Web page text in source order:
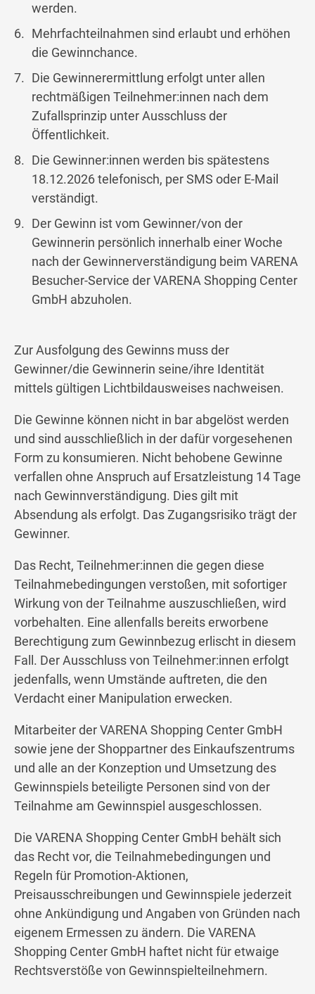
werden.
Mehrfachteilnahmen sind erlaubt und erhöhen
die Gewinnchance.
Die Gewinnerermittlung erfolgt unter allen
rechtmäßigen Teilnehmer:innen nach dem
Zufallsprinzip unter Ausschluss der
Öffentlichkeit.
Die Gewinner:innen werden bis spätestens
18.12.2026 telefonisch, per SMS oder E-Mail
verständigt.
Der Gewinn ist vom Gewinner/von der
Gewinnerin persönlich innerhalb einer Woche
nach der Gewinnerverständigung beim VARENA
Besucher-Service der VARENA Shopping Center
GmbH abzuholen.
Zur Ausfolgung des Gewinns muss der
Gewinner/die Gewinnerin seine/ihre Identität
mittels gültigen Lichtbildausweises nachweisen.
Die Gewinne können nicht in bar abgelöst werden
und sind ausschließlich in der dafür vorgesehenen
Form zu konsumieren. Nicht behobene Gewinne
verfallen ohne Anspruch auf Ersatzleistung 14 Tage
nach Gewinnverständigung. Dies gilt mit
Absendung als erfolgt. Das Zugangsrisiko trägt der
Gewinner.
Das Recht, Teilnehmer:innen die gegen diese
Teilnahmebedingungen verstoßen, mit sofortiger
Wirkung von der Teilnahme auszuschließen, wird
vorbehalten. Eine allenfalls bereits erworbene
Berechtigung zum Gewinnbezug erlischt in diesem
Fall. Der Ausschluss von Teilnehmer:innen erfolgt
jedenfalls, wenn Umstände auftreten, die den
Verdacht einer Manipulation erwecken.
Mitarbeiter der VARENA Shopping Center GmbH
sowie jene der Shoppartner des Einkaufszentrums
und alle an der Konzeption und Umsetzung des
Gewinnspiels beteiligte Personen sind von der
Teilnahme am Gewinnspiel ausgeschlossen.
Die VARENA Shopping Center GmbH behält sich
das Recht vor, die Teilnahmebedingungen und
Regeln für Promotion-Aktionen,
Preisausschreibungen und Gewinnspiele jederzeit
ohne Ankündigung und Angaben von Gründen nach
eigenem Ermessen zu ändern. Die VARENA
Shopping Center GmbH haftet nicht für etwaige
Rechtsverstöße von Gewinnspielteilnehmern.